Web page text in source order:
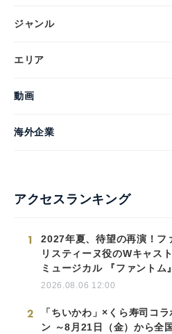
ジャンル
エリア
動画
海外企業
アクセスランキング
1
2027年夏、待望の再演！フ
リスティーヌ役のWキャス
ミュージカル 『ファントム』
2026.08.06 12:00
2
「ちいかわ」×くら寿司コ
ン ～8月21日（金）から全